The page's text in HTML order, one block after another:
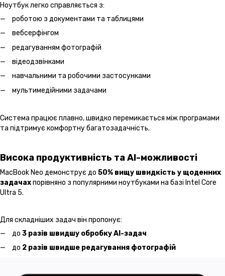
Ноутбук легко справляється з:
роботою з документами та таблицями
вебсерфінгом
редагуванням фотографій
відеодзвінками
навчальними та робочими застосунками
мультимедійними задачами
Система працює плавно, швидко перемикається між програмами
та підтримує комфортну багатозадачність.
Висока продуктивність та AI-можливості
MacBook Neo демонструє до 50% вищу швидкість у щоденних
задачахпорівняно з популярними ноутбуками на базі Intel Core
Ultra 5.
Для складніших задач він пропонує:
до 3 разів швидшу обробку AI-задач
до 2 разів швидше редагування фотографій